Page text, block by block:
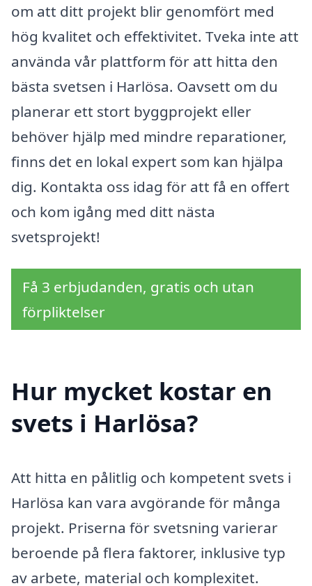
om att ditt projekt blir genomfört med
hög kvalitet och effektivitet. Tveka inte att
använda vår plattform för att hitta den
bästa svetsen i Harlösa. Oavsett om du
planerar ett stort byggprojekt eller
behöver hjälp med mindre reparationer,
finns det en lokal expert som kan hjälpa
dig. Kontakta oss idag för att få en offert
och kom igång med ditt nästa
svetsprojekt!
Få 3 erbjudanden, gratis och utan
förpliktelser
Hur mycket kostar en
svets i Harlösa?
Att hitta en pålitlig och kompetent svets i
Harlösa kan vara avgörande för många
projekt. Priserna för svetsning varierar
beroende på flera faktorer, inklusive typ
av arbete, material och komplexitet.